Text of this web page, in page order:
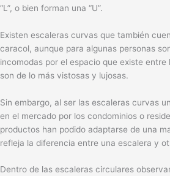
“L”, o bien forman una “U”.
Existen escaleras curvas que también
caracol, aunque para algunas personas
incomodas por el espacio que existe
son de lo más vistosas y lujosas.
Sin embargo, al ser las escaleras curvas
en el mercado por los condominios o
productos han podido adaptarse de una
refleja la diferencia entre una escalera y
Dentro de las escaleras circulares